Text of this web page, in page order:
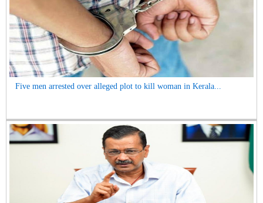
Five men arrested over alleged plot to kill woman in Kerala...